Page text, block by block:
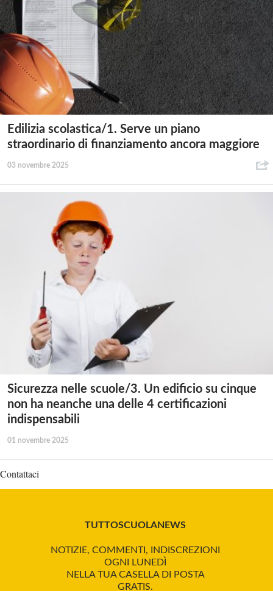
Edilizia scolastica/1. Serve un piano
straordinario di finanziamento ancora maggiore
03 novembre 2025
Sicurezza nelle scuole/3. Un edificio su cinque
non ha neanche una delle 4 certificazioni
indispensabili
01 novembre 2025
Contattaci
TUTTOSCUOLANEWS
NOTIZIE, COMMENTI, INDISCREZIONI
OGNI LUNEDÌ
NELLA TUA CASELLA DI POSTA
GRATIS.